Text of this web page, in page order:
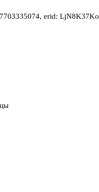
erid: LjN8K37Ko